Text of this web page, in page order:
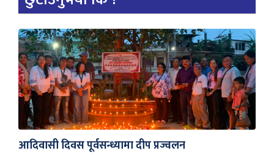
आदिवासी दिवस पूर्वसन्ध्यामा दीप प्रज्वलन